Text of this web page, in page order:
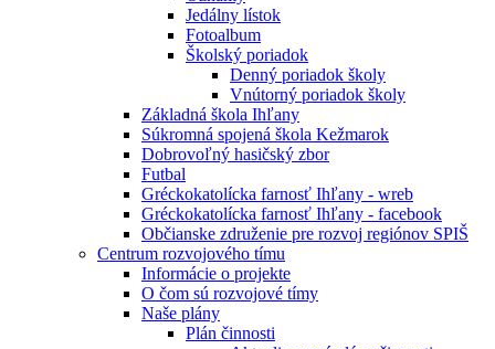
Jedálny lístok
Fotoalbum
Školský poriadok
Denný poriadok školy
Vnútorný poriadok školy
Základná škola Ihľany
Súkromná spojená škola Kežmarok
Dobrovoľný hasičský zbor
Futbal
Gréckokatolícka farnosť Ihľany - wreb
Gréckokatolícka farnosť Ihľany - facebook
Občianske združenie pre rozvoj regiónov SPIŠ
Centrum rozvojového tímu
Informácie o projekte
O čom sú rozvojové tímy
Naše plány
Plán činnosti